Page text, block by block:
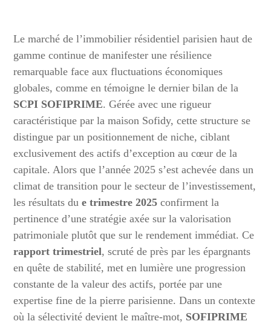
Le marché de l’immobilier résidentiel parisien haut de
gamme continue de manifester une résilience
remarquable face aux fluctuations économiques
globales, comme en témoigne le dernier bilan de la
SCPI SOFIPRIME. Gérée avec une rigueur
caractéristique par la maison Sofidy, cette structure se
distingue par un positionnement de niche, ciblant
exclusivement des actifs d’exception au cœur de la
capitale. Alors que l’année 2025 s’est achevée dans un
climat de transition pour le secteur de l’investissement,
les résultats due trimestre 2025 confirment la
pertinence d’une stratégie axée sur la valorisation
patrimoniale plutôt que sur le rendement immédiat. Ce
rapport trimestriel, scruté de près par les épargnants
en quête de stabilité, met en lumière une progression
constante de la valeur des actifs, portée par une
expertise fine de la pierre parisienne. Dans un contexte
où la sélectivité devient le maître-mot, SOFIPRIME